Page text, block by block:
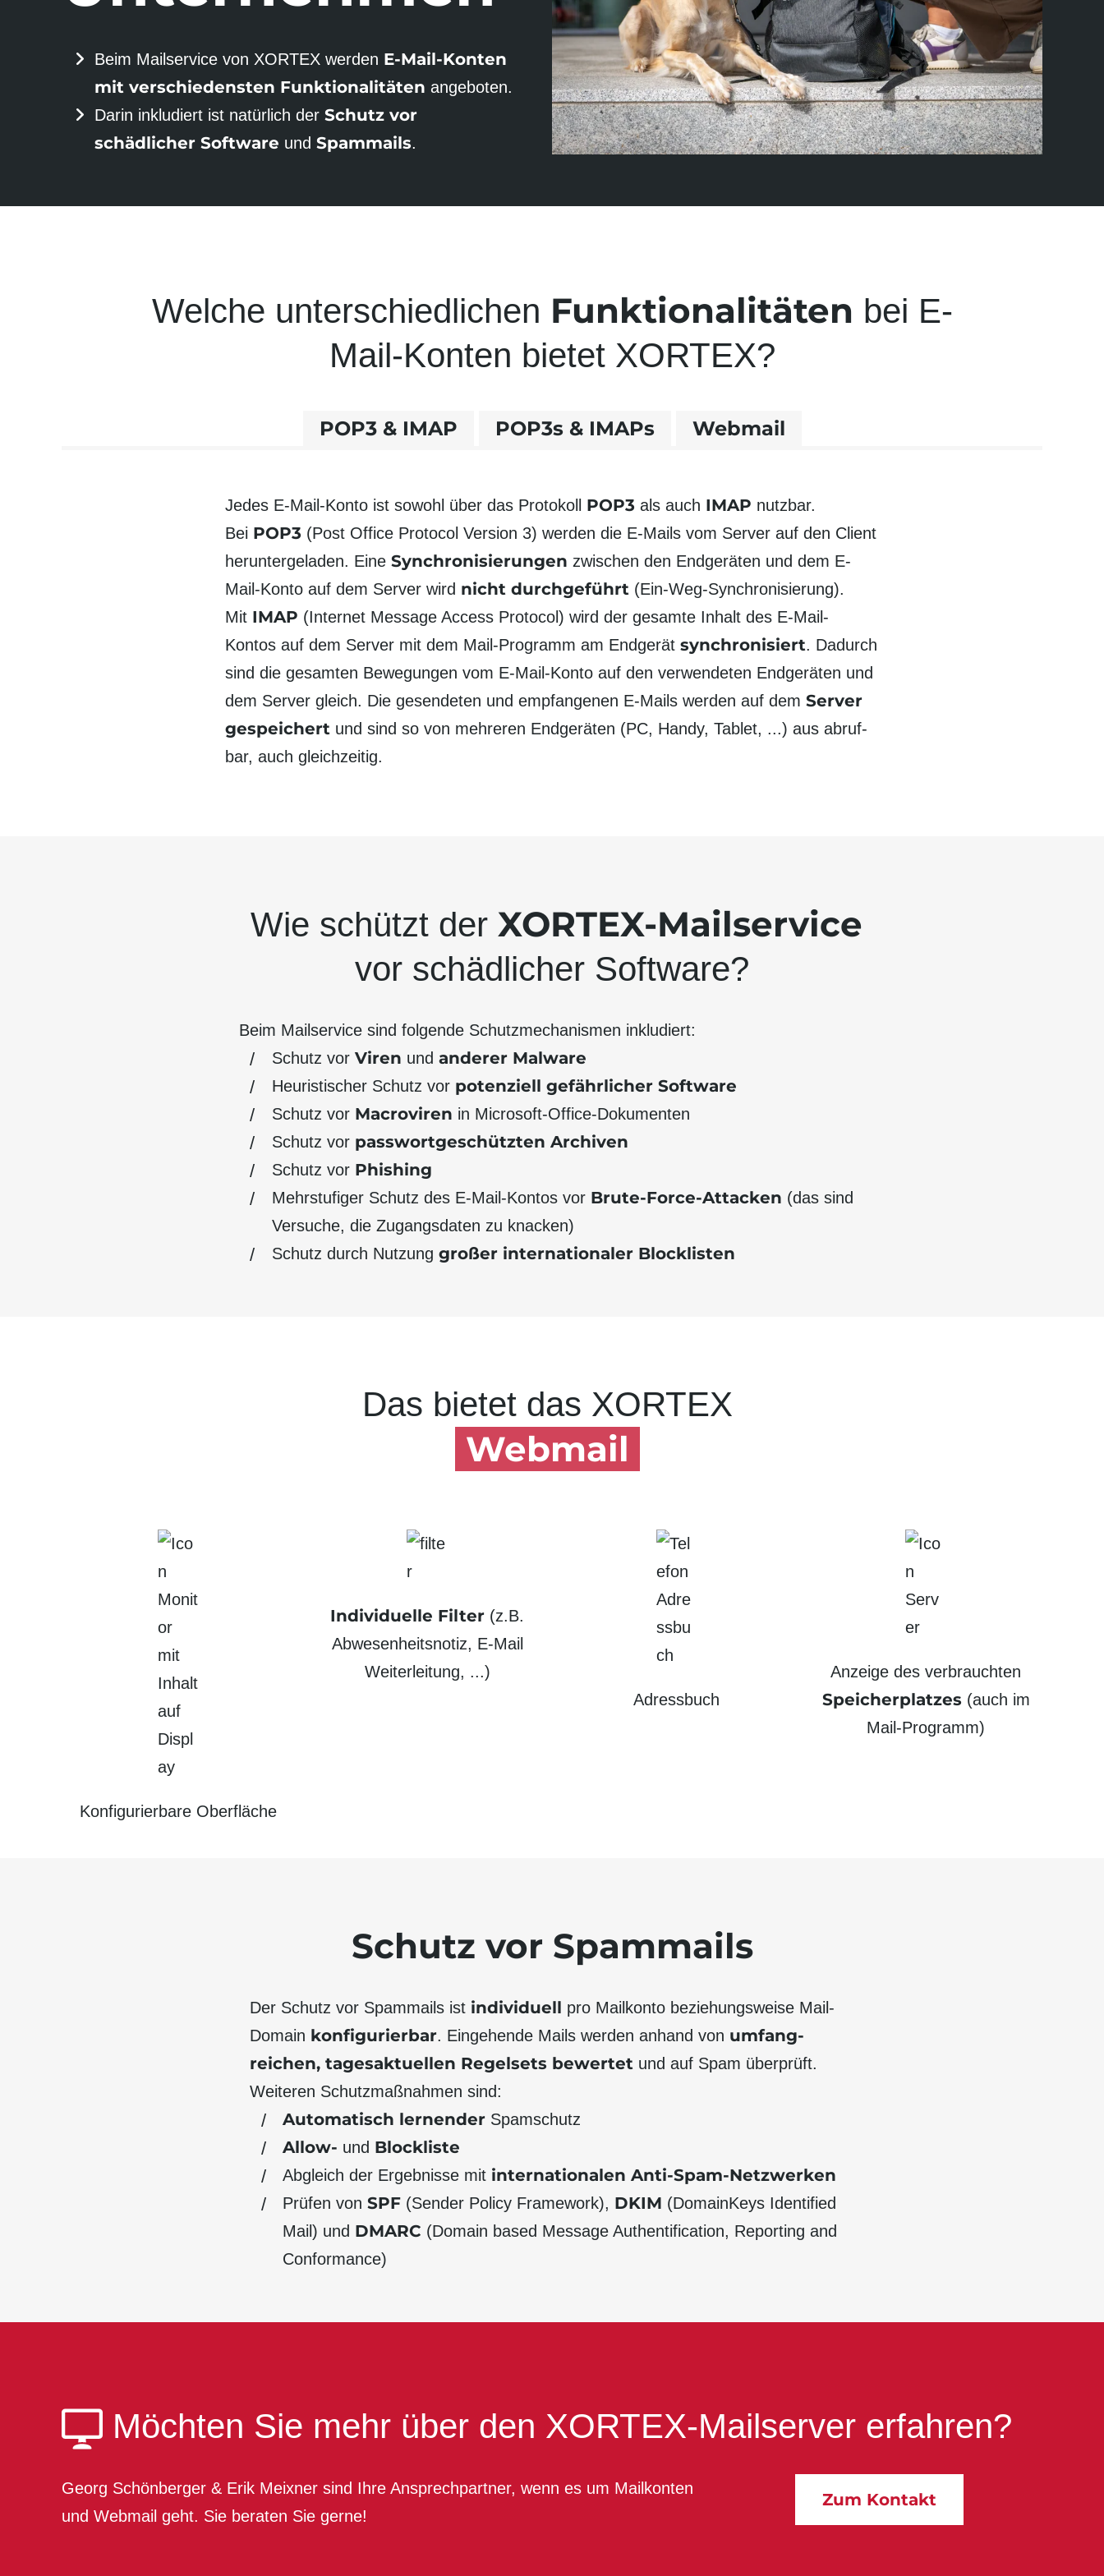
Beim Mail­service von XORTEX werden E-Mail-Konten
mit verschie­densten Funk­tionali­täten ange­boten.
Darin inkludiert ist natürlich der Schutz vor
schädlicher Software und Spam­mails.
Welche unterschied­lichen Funktionali­täten bei E-
Mail-Kon­ten bietet XORTEX?
POP3 & IMAP POP3s & IMAPs Webmail
Jedes E-Mail-Konto ist sowohl über das Proto­koll POP3 als auch IMAP nutzbar.
Bei POP3 (Post Office Protocol Version 3) werden die E-Mails vom Server auf den Client
herunter­gela­den. Eine Syn­chroni­sierungen zwischen den End­geräten und dem E-
Mail-Konto auf dem Server wird nicht durch­geführt (Ein-Weg-Synchro­nisierung).
Mit IMAP (Internet Message Access Protocol) wird der gesamte Inhalt des E-Mail-
Kontos auf dem Server mit dem Mail-Programm am Endgerät synchro­nisiert. Dadurch
sind die gesamten Bewegungen vom E-Mail-Konto auf den verwendeten End­geräten und
dem Server gleich. Die gesendeten und empfangenen E-Mails werden auf dem Server
gespeichert und sind so von mehreren End­geräten (PC, Handy, Tablet, ...) aus abruf­
bar, auch gleich­zeitig.
Wie schützt der XORTEX-Mailservice
vor schädlicher Soft­ware?
Beim Mailservice sind folgende Schutzmecha­nismen inkludiert:
Schutz vor Viren und anderer Malware
Heuristischer Schutz vor potenziell gefährlicher Software
Schutz vor Macroviren in Microsoft-Office-Dokumenten
Schutz vor passwortgeschütz­ten Archiven
Schutz vor Phishing
Mehrstufiger Schutz des E-Mail-Kontos vor Brute-Force-Attacken (das sind
Versuche, die Zugangs­daten zu knacken)
Schutz durch Nutzung großer inter­nationaler Blocklisten
Das bietet das XORTEX
Webmail
Konfigurierbare Oberfläche
Individuelle Filter (z.B.
Abwesen­heits­notiz, E-Mail
Weiter­leitung, ...)
Adressbuch
Anzeige des verbrauchten
Speicher­platzes (auch im
Mail-Programm)
Schutz vor Spammails
Der Schutz vor Spam­mails ist indivi­duell pro Mail­konto bezieh­ungs­weise Mail-
Domain konfigu­rierbar. Ein­gehende Mails werden anhand von umfang­
reichen, tages­aktuellen Regelsets bewertet und auf Spam überprüft.
Weiteren Schutz­maß­nahmen sind:
Automatisch lernender Spam­schutz
Allow- und Blockliste
Abgleich der Ergebnisse mit inter­nationalen Anti-Spam-Netz­werken
Prüfen von SPF (Sender Policy Framework), DKIM (Domain­Keys Identified
Mail) und DMARC (Domain based Message Authentification, Reporting and
Conformance)
Möchten Sie mehr über den XORTEX-Mailserver erfahren?
Georg Schönberger & Erik Meixner sind Ihre Ansprechpartner, wenn es um Mailkonten
und Webmail geht. Sie beraten Sie gerne!
Zum Kontakt